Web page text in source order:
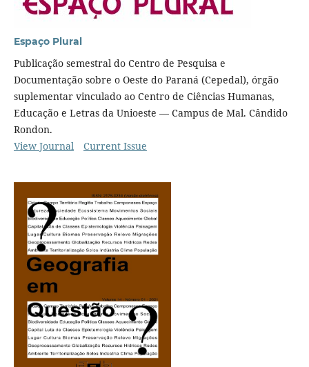
Espaço Plural
Publicação semestral do Centro de Pesquisa e
Documentação sobre o Oeste do Paraná (Cepedal), órgão
suplementar vinculado ao Centro de Ciências Humanas,
Educação e Letras da Unioeste — Campus de Mal. Cândido
Rondon.
View Journal
Current Issue